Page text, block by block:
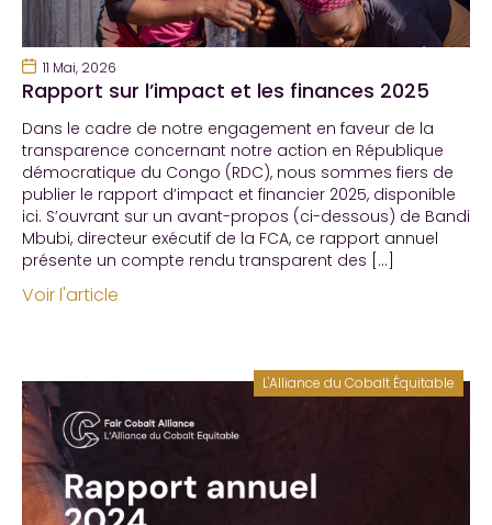
11 Mai, 2026
Rapport sur l’impact et les finances 2025
Dans le cadre de notre engagement en faveur de la
transparence concernant notre action en République
démocratique du Congo (RDC), nous sommes fiers de
publier le rapport d’impact et financier 2025, disponible
ici. S’ouvrant sur un avant-propos (ci-dessous) de Bandi
Mbubi, directeur exécutif de la FCA, ce rapport annuel
présente un compte rendu transparent des […]
Voir l'article
L'Alliance du Cobalt Équitable